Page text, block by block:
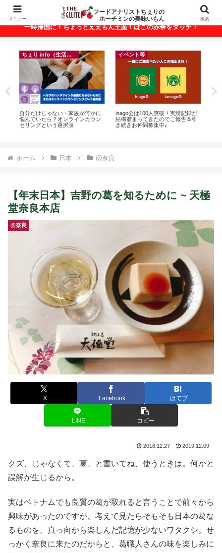
ベトナム・ホーチミンの美味いもんが満載！
一時帰国に！ちょっとええもん土産！はこの赤帯をタッチ！
ちぇり info（生活情報）
【Ho Chi Minh】帰国直前にやって
おきたい！たった1回の施術でこん
なに違う？！ ＆帰国時の乾燥対策
【追記】日本での電話番号ゲット
＆キープ！機種変時のデータ移行
に失敗したけど復活できた話！~
ホーム 日本 @奈良
【年末日本】吉野の葛を知るために ~ 天極
堂奈良本店
@奈良
X Facebook はてブ
LINE コピー
2018.12.27 2019.12.09
クズ、じゃなくて、葛、と書いてね、使うときは。何かと
誤解が生じるから。
実はベトナムでも良質の葛が取れると言うことで前々から
興味があったのですが、考えて見たらそもそも日本の葛な
るものを、真っ向から楽しんだ記憶が少ないワタクシ。せ
っかく奈良に来たのだからと、葛職人さんの味を楽しみに
メニュー
フードアナリストちぇりの
ホーチミンの美味いもん
検索